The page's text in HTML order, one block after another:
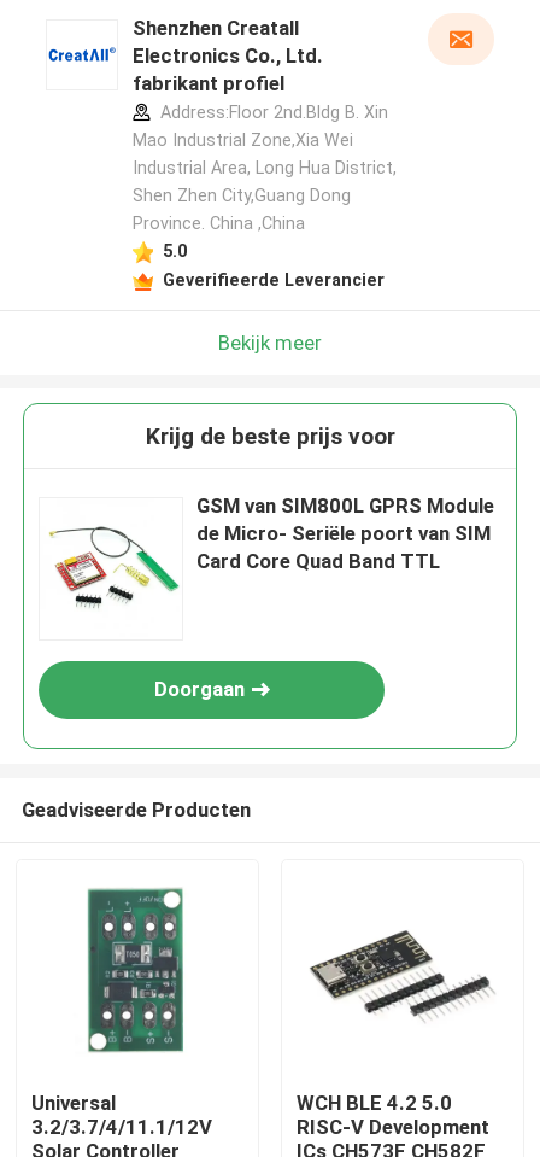
Laat een bericht achter
We bellen je snel terug!
INZENDEN
Thuis
Shenzhen Creatall
Electronics Co., Ltd.
fabrikant profiel
Address:Floor 2nd.Bldg B. Xin
Mao Industrial Zone,Xia Wei
Industrial Area, Long Hua District,
Shen Zhen City,Guang Dong
Province. China ,China
5.0
Geverifieerde Leverancier
Bekijk meer
Krijg de beste prijs voor
GSM van SIM800L GPRS Module
de Micro- Seriële poort van SIM
Card Core Quad Band TTL
Doorgaan
Geadviseerde Producten
Universal
3.2/3.7/4/11.1/12V
Solar Controller
WCH BLE 4.2 5.0
RISC-V Development
ICs CH573F CH582F